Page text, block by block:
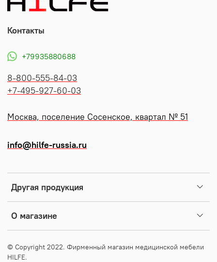
Другая продукция
О магазине
Контакты
+79935880688
8-800-555-84-03
+7-495-927-60-03
Москва, поселение Сосенское, квартал № 51
info@hilfe-russia.ru
© Copyright 2022. Фирменный магазин медицинской мебели
HILFE.